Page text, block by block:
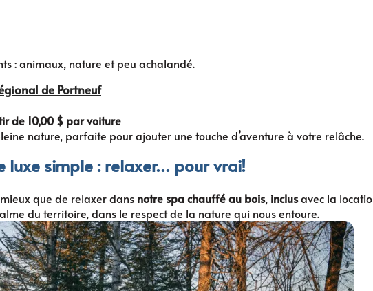
: animaux, nature et peu achalandé.
de Portneuf
de 10,00 $ par voiture
nature, parfaite pour ajouter une touche d’aventure à votre relâche.
luxe simple : relaxer… pour vrai!
que de relaxer dans notre spa chauffé au bois, inclusavec la
du territoire, dans le respect de la nature qui nous entoure.